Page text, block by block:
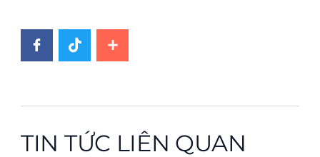
TIN TỨC LIÊN QUAN